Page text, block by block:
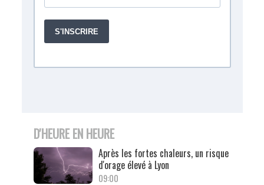
D'HEURE EN HEURE
Après les fortes chaleurs, un risque
d'orage élevé à Lyon
09:00